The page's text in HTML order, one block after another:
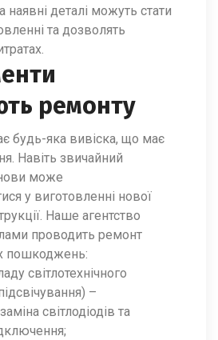
наявні деталі можуть стати
та дозволять
ремонту
будь-яка вивіска, що має
Навіть звичайний
може
у виготовленні нової
Наше агентство
проводить ремонт
пошкоджень:
світлотехнічного
–
світлодіодів та